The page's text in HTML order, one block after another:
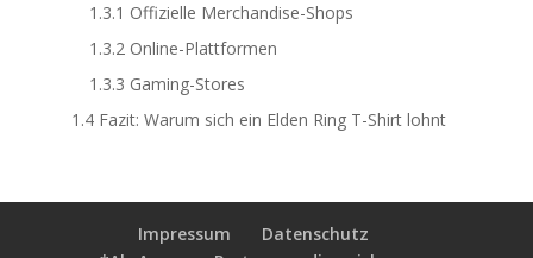
1.3.1 Offizielle Merchandise-Shops
1.3.2Online-Plattformen
1.3.3 Gaming-Stores
1.4Fazit: Warum sich ein Elden Ring T-Shirt lohnt
Impressum
Datenschutz